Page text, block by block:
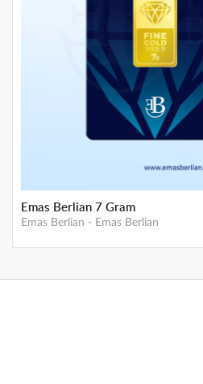
Emas Berlian 7 Gram
Emas Berlian - Emas Berlian